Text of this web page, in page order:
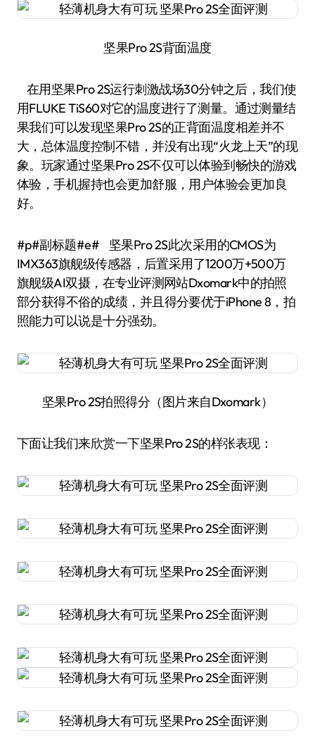
坚果Pro 2S背面温度
在用坚果Pro 2S运行刺激战场30分钟之后，我们使
用FLUKE TiS60对它的温度进行了测量。通过测量结
果我们可以发现坚果Pro 2S的正背面温度相差并不
大，总体温度控制不错，并没有出现“火龙上天”的现
象。玩家通过坚果Pro 2S不仅可以体验到畅快的游戏
体验，手机握持也会更加舒服，用户体验会更加良
好。
#p#副标题#e# 坚果Pro 2S此次采用的CMOS为
IMX363旗舰级传感器，后置采用了1200万+500万
旗舰级AI双摄，在专业评测网站Dxomark中的拍照
部分获得不俗的成绩，并且得分要优于iPhone 8，拍
照能力可以说是十分强劲。
坚果Pro 2S拍照得分（图片来自Dxomark）
下面让我们来欣赏一下坚果Pro 2S的样张表现：